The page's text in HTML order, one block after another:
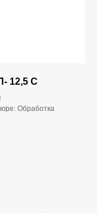
12,5 С
Обработка